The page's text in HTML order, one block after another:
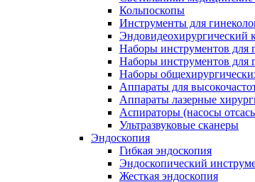
Кольпоскопы
Инструменты для
Эндовидеохирургический
Наборы инструментов для
Наборы инструментов для
Наборы
Аппараты для
Аппараты лазерные
Аспираторы (насосы
Ультразвуковые сканеры
Эндоскопия
Гибкая эндоскопия
Эндоскопический
Жесткая эндоскопия